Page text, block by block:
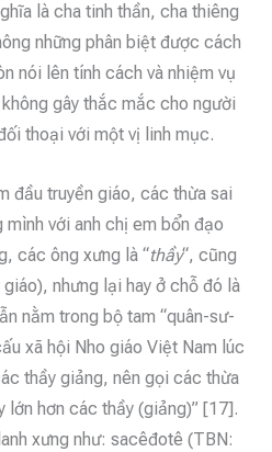
là cha tinh thần, cha thiêng
những phân biệt được cách
nói lên tính cách và nhiệm vụ
gây thắc mắc cho người
thoại với một vị linh mục.
đầu truyền giáo, các thừa sai
với anh chị em bổn đạo
các ông xưng là “thầy“, cũng
nhưng lại hay ở chỗ đó là
nằm trong bộ tam “quân-sư-
xã hội Nho giáo Việt Nam lúc
thầy giảng, nên gọi các thừa
lớn hơn các thầy (giảng)” [17].
xưng như: sacêđotê (TBN: